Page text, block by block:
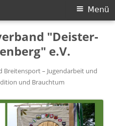
"Deister-
e.V.
Breitensport – Jugendarbeit und
und Brauchtum
Menü